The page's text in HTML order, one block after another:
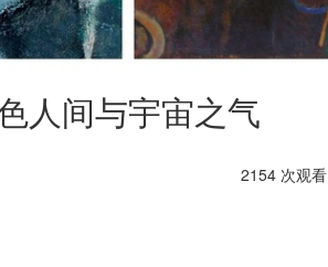
人间与宇宙之气
2154 次观看